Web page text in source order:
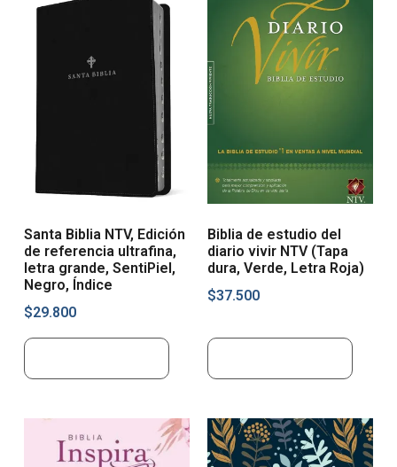
Santa Biblia NTV, Edición
de referencia ultrafina,
letra grande, SentiPiel,
Negro, Índice
$29.800
Biblia de estudio del
diario vivir NTV (Tapa
dura, Verde, Letra Roja)
$37.500